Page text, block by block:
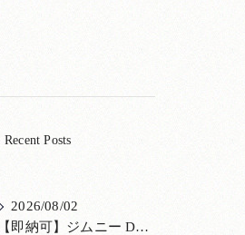
Recent Posts
2026/08/02
【即納可】ジムニー DAMD「little D.」コンプリート！登録済未使用車あり